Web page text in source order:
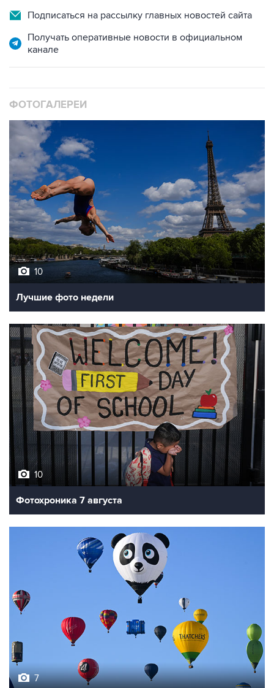
Подписаться на рассылку главных новостей сайта
Получать оперативные новости в официальном
канале
ФОТОГАЛЕРЕИ
10
Лучшие фото недели
10
Фотохроника 7 августа
7